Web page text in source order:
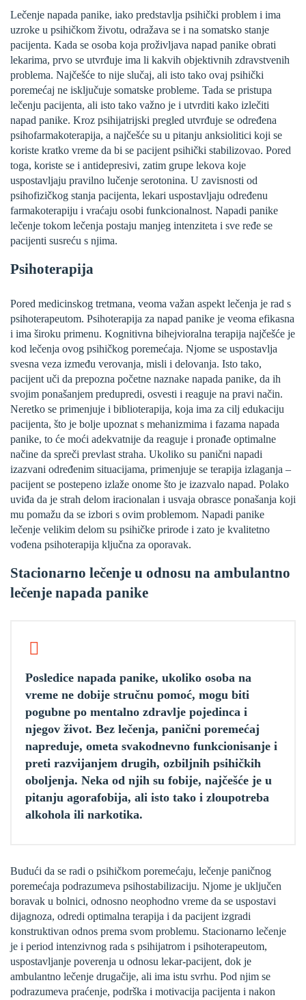
Lečenje napada panike, iako predstavlja psihički problem i ima
uzroke u psihičkom životu, odražava se i na somatsko stanje
pacijenta. Kada se osoba koja proživljava napad panike obrati
lekarima, prvo se utvrđuje ima li kakvih objektivnih zdravstvenih
problema. Najčešće to nije slučaj, ali isto tako ovaj psihički
poremećaj ne isključuje somatske probleme. Tada se pristupa
lečenju pacijenta, ali isto tako važno je i utvrditi kako izlečiti
napad panike. Kroz psihijatrijski pregled utvrđuje se određena
psihofarmakoterapija, a najčešće su u pitanju anksiolitici koji se
koriste kratko vreme da bi se pacijent psihički stabilizovao. Pored
toga, koriste se i antidepresivi, zatim grupe lekova koje
uspostavljaju pravilno lučenje serotonina. U zavisnosti od
psihofizičkog stanja pacijenta, lekari uspostavljaju određenu
farmakoterapiju i vraćaju osobi funkcionalnost. Napadi panike
lečenje tokom lečenja postaju manjeg intenziteta i sve ređe se
pacijenti susreću s njima.
Psihoterapija
Pored medicinskog tretmana, veoma važan aspekt lečenja je rad s
psihoterapeutom. Psihoterapija za napad panike je veoma efikasna
i ima široku primenu. Kognitivna bihejvioralna terapija najčešće je
kod lečenja ovog psihičkog poremećaja. Njome se uspostavlja
svesna veza između verovanja, misli i delovanja. Isto tako,
pacijent uči da prepozna početne naznake napada panike, da ih
svojim ponašanjem predupredi, osvesti i reaguje na pravi način.
Neretko se primenjuje i biblioterapija, koja ima za cilj edukaciju
pacijenta, što je bolje upoznat s mehanizmima i fazama napada
panike, to će moći adekvatnije da reaguje i pronađe optimalne
načine da spreči prevlast straha. Ukoliko su panični napadi
izazvani određenim situacijama, primenjuje se terapija izlaganja –
pacijent se postepeno izlaže onome što je izazvalo napad. Polako
uviđa da je strah delom iracionalan i usvaja obrasce ponašanja koji
mu pomažu da se izbori s ovim problemom. Napadi panike
lečenje velikim delom su psihičke prirode i zato je kvalitetno
vođena psihoterapija ključna za oporavak.
Stacionarno lečenje u odnosu na ambulantno
lečenje napada panike
Posledice napada panike, ukoliko osoba na
vreme ne dobije stručnu pomoć, mogu biti
pogubne po mentalno zdravlje pojedinca i
njegov život. Bez lečenja, panični poremećaj
napreduje, ometa svakodnevno funkcionisanje i
preti razvijanjem drugih, ozbiljnih psihičkih
oboljenja. Neka od njih su fobije, najčešće je u
pitanju agorafobija, ali isto tako i zloupotreba
alkohola ili narkotika.
Budući da se radi o psihičkom poremećaju, lečenje paničnog
poremećaja podrazumeva psihostabilizaciju. Njome je uključen
boravak u bolnici, odnosno neophodno vreme da se uspostavi
dijagnoza, odredi optimalna terapija i da pacijent izgradi
konstruktivan odnos prema svom problemu. Stacionarno lečenje
je i period intenzivnog rada s psihijatrom i psihoterapeutom,
uspostavljanje poverenja u odnosu lekar-pacijent, dok je
ambulantno lečenje drugačije, ali ima istu svrhu. Pod njim se
podrazumeva praćenje, podrška i motivacija pacijenta i nakon